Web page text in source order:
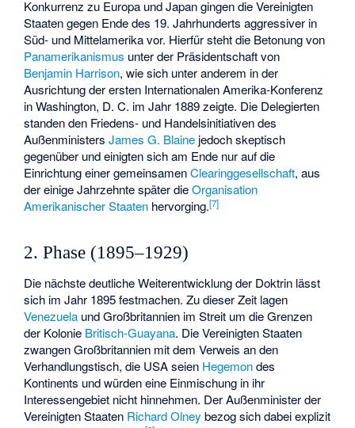
Konkurrenz zu Europa und Japan gingen die Vereinigten
Staaten gegen Ende des 19. Jahrhunderts aggressiver in
Süd- und Mittelamerika vor. Hierfür steht die Betonung von
Panamerikanismus unter der Präsidentschaft von
Benjamin Harrison, wie sich unter anderem in der
Ausrichtung der ersten Internationalen Amerika-Konferenz
in Washington, D. C. im Jahr 1889 zeigte. Die Delegierten
standen den Friedens- und Handelsinitiativen des
AußenministersJames G. Blaine jedoch skeptisch
gegenüber und einigten sich am Ende nur auf die
Einrichtung einer gemeinsamenClearinggesellschaft, aus
der einige Jahrzehnte später dieOrganisation
Amerikanischer Staaten hervorging.[7]
2. Phase (1895–1929)
Die nächste deutliche Weiterentwicklung der Doktrin lässt
sich im Jahr 1895 festmachen. Zu dieser Zeit lagen
Venezuela und Großbritannien im Streit um die Grenzen
der Kolonie Britisch-Guayana. Die Vereinigten Staaten
zwangen Großbritannien mit dem Verweis an den
Verhandlungstisch, die USA seien Hegemondes
Kontinents und würden eine Einmischung in ihr
Interessengebiet nicht hinnehmen. Der Außenminister der
Vereinigten Staaten Richard Olney bezog sich dabei explizit